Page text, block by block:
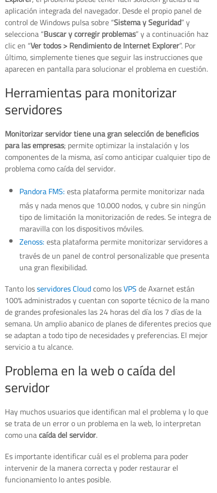
aplicación integrada del navegador. Desde el propio panel de
control de Windows pulsa sobre “Sistema y Seguridad” y
selecciona “Buscar y corregir problemas” y a continuación haz
clic en “Ver todos > Rendimiento de Internet Explorer”. Por
último, simplemente tienes que seguir las instrucciones que
aparecen en pantalla para solucionar el problema en cuestión.
Herramientas para monitorizar
servidores
Monitorizar servidor tiene una gran selección de beneficios
para las empresas; permite optimizar la instalación y los
componentes de la misma, así como anticipar cualquier tipo de
problema como caída del servidor.
Pandora FMS:esta plataforma permite monitorizar nada
más y nada menos que 10.000 nodos, y cubre sin ningún
tipo de limitación la monitorización de redes. Se integra de
maravilla con los dispositivos móviles.
Zenoss:esta plataforma permite monitorizar servidores a
través de un panel de control personalizable que presenta
una gran flexibilidad.
Tanto losservidores Cloudcomo losVPSde Axarnet están
100% administrados y cuentan con soporte técnico de la mano
de grandes profesionales las 24 horas del día los 7 días de la
semana. Un amplio abanico de planes de diferentes precios que
se adaptan a todo tipo de necesidades y preferencias. El mejor
servicio a tu alcance.
Problema en la web o caída del
servidor
Hay muchos usuarios que identifican mal el problema y lo que
se trata de un error o un problema en la web, lo interpretan
como unacaída del servidor.
Es importante identificar cuál es el problema para poder
intervenir de la manera correcta y poder restaurar el
funcionamiento lo antes posible.